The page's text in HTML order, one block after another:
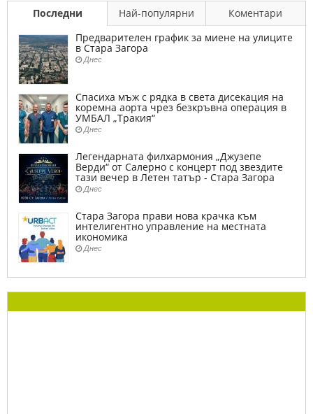
Последни Най-популярни
Коментари
Предварителен график за миене на улиците
в Стара Загора
Днес
Спасиха мъж с рядка в света дисекация на
коремна аорта чрез безкръвна операция в
УМБАЛ „Тракия“
Днес
Легендарната филхармония „Джузепе
Верди“ от Салерно с концерт под звездите
тази вечер в Летен татър - Стара Загора
Днес
Стара Загора прави нова крачка към
интелигентно управление на местната
икономика
Днес